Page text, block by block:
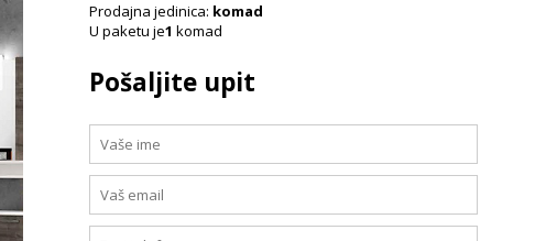
Prodajna jedinica: komad
U paketu je1 komad
Pošaljite upit